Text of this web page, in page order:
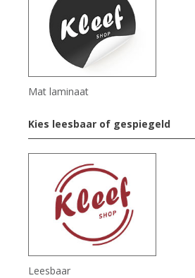
Mat laminaat
Kies leesbaar of gespiegeld
Leesbaar